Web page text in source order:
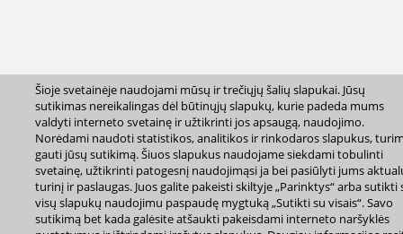
Šioje svetainėje naudojami mūsų ir trečiųjų šalių slapukai. Jūsų
sutikimas nereikalingas dėl būtinųjų slapukų, kurie padeda mums
valdyti interneto svetainę ir užtikrinti jos apsaugą, naudojimo.
Norėdami naudoti statistikos, analitikos ir rinkodaros slapukus,
gauti jūsų sutikimą. Šiuos slapukus naudojame siekdami tobulinti
svetainę, užtikrinti patogesnį naudojimąsi ja bei pasiūlyti jums
turinį ir paslaugas. Juos galite pakeisti skiltyje „Parinktys“ arba sutikti
visų slapukų naudojimu paspaudę mygtuką „Sutikti su visais“. Savo
sutikimą bet kada galėsite atšaukti pakeisdami interneto naršyklės